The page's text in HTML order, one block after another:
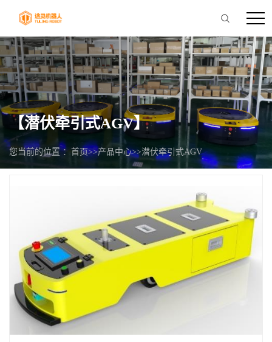
【潜伏牵引式AGV】
您当前的位置 ： 首页>>产品中心>>潜伏牵引式AGV